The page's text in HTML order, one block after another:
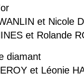
et Nicole
et Rolande
diamant
et Léonie